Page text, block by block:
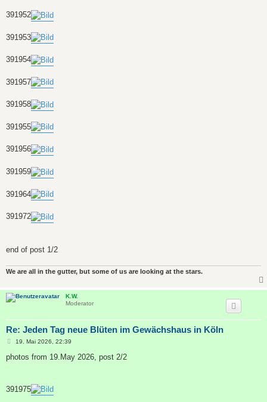
391952
391953
391954
391957
391958
391955
391956
391959
391964
391972
end of post 1/2
We are all in the gutter, but some of us are looking at the stars.
K.W.
Moderator
Re: Jeden Tag neue Blüten im Gewächshaus in Köln
B
i
19. Mai 2026, 22:39
photos from 19.May 2026, post 2/2
391975